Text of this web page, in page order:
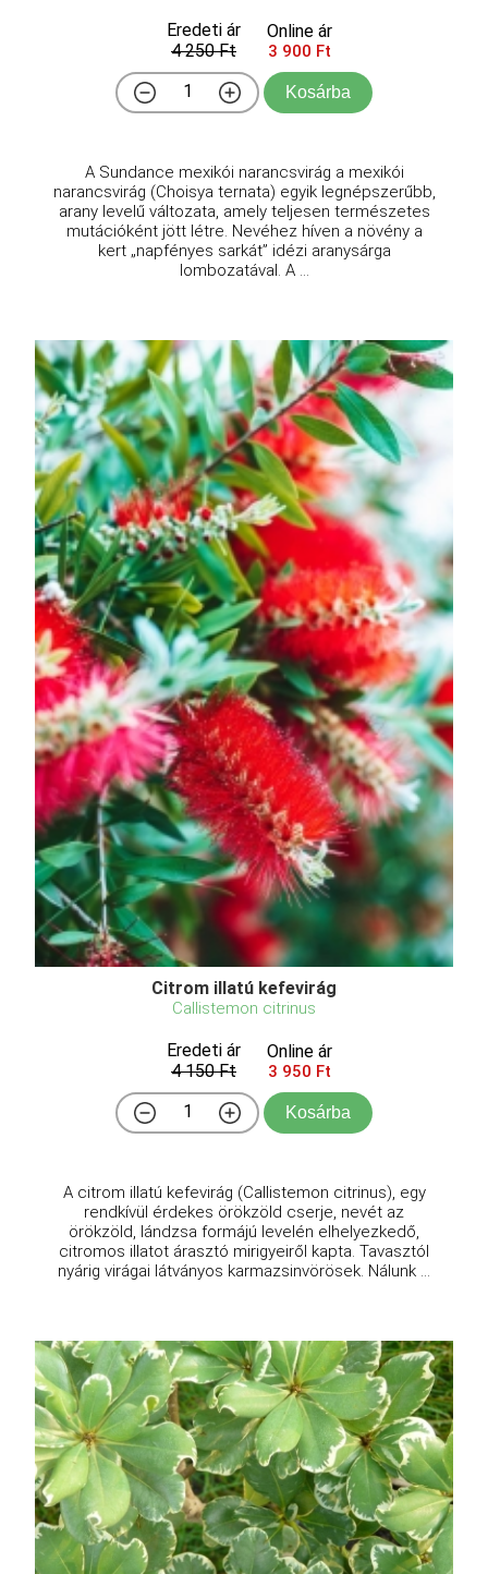
Eredeti ár
4 250 Ft
Online ár
3 900 Ft
Kosárba
A Sundance mexikói narancsvirág a mexikói
narancsvirág (Choisya ternata) egyik legnépszerűbb,
arany levelű változata, amely teljesen természetes
mutációként jött létre. Nevéhez híven a növény a
kert „napfényes sarkát” idézi aranysárga
lombozatával. A ...
Citrom illatú kefevirág
Callistemon citrinus
Eredeti ár
4 150 Ft
Online ár
3 950 Ft
Kosárba
A citrom illatú kefevirág (Callistemon citrinus), egy
rendkívül érdekes örökzöld cserje, nevét az
örökzöld, lándzsa formájú levelén elhelyezkedő,
citromos illatot árasztó mirigyeiről kapta. Tavasztól
nyárig virágai látványos karmazsinvörösek. Nálunk ...